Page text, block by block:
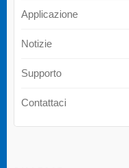
Applicazione
Notizie
Supporto
Contattaci